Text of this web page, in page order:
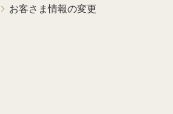
お客さま情報の変更